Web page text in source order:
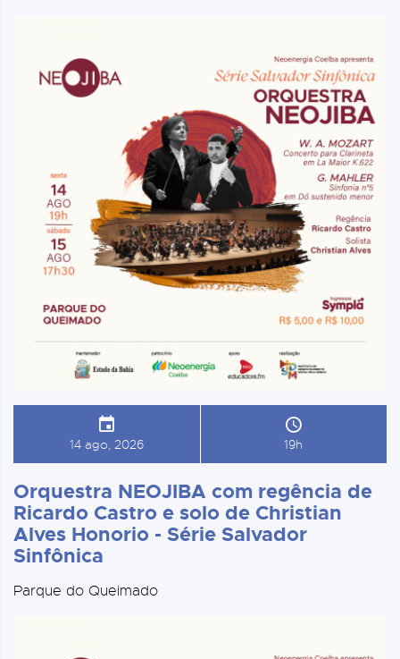
14 ago, 2026 19h
Orquestra NEOJIBA com regência de
Ricardo Castro e solo de Christian
Alves Honorio - Série Salvador
Sinfônica
Parque do Queimado